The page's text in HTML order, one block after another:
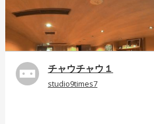
チャウチャウ１
studio9times7